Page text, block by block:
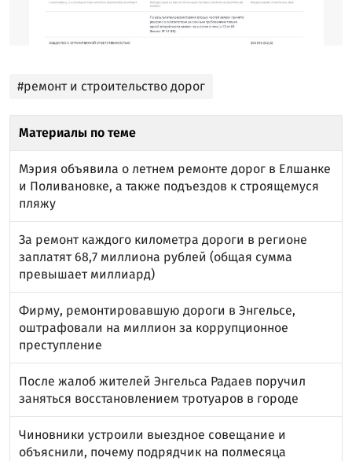
#ремонт и строительство дорог
Материалы по теме
Мэрия объявила о летнем ремонте дорог в Елшанке
и Поливановке, а также подъездов к строящемуся
пляжу
За ремонт каждого километра дороги в регионе
заплатят 68,7 миллиона рублей (общая сумма
превышает миллиард)
Фирму, ремонтировавшую дороги в Энгельсе,
оштрафовали на миллион за коррупционное
преступление
После жалоб жителей Энгельса Радаев поручил
заняться восстановлением тротуаров в городе
Чиновники устроили выездное совещание и
объяснили, почему подрядчик на полмесяца